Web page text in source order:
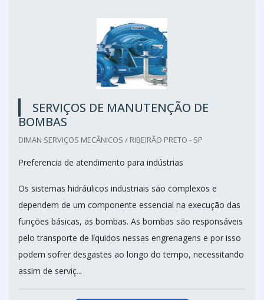
SERVIÇOS DE MANUTENÇÃO DE
BOMBAS
DIMAN SERVIÇOS MECÂNICOS / RIBEIRÃO PRETO - SP
Preferencia de atendimento para indústrias
Os sistemas hidráulicos industriais são complexos e
dependem de um componente essencial na execução das
funções básicas, as bombas. As bombas são responsáveis
pelo transporte de líquidos nessas engrenagens e por isso
podem sofrer desgastes ao longo do tempo, necessitando
assim de serviç...